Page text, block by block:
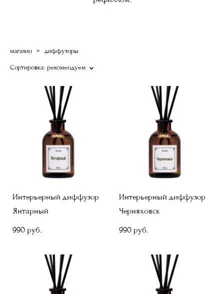
магазин > диффузоры
Сортировка: рекомендуем
Интерьерный диффузор
Янтарный
990 pуб.
Интерьерный диффузор
Черняховск
990 pуб.